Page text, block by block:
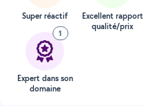
Super réactif
Excellent rapport
qualité/prix
1
Expert dans son
domaine